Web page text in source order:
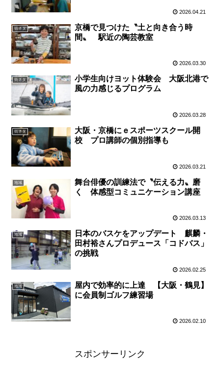
2026.04.21
街ネタ
京橋で見つけた〝土と向き合う時
間〟 駅近の陶芸教室
2026.03.30
街ネタ
小学生向けヨット体験会 大阪北港で
風の力感じるプログラム
2026.03.28
街ネタ
大阪・京橋にｅスポーツスクール開
校 プロ講師の個別指導も
2026.03.21
地域
舞台俳優の訓練法で〝伝える力〟磨
く 体感型コミュニケーション講座
2026.03.13
地域
日本のバスケをアップデート 麒麟・
田村裕さんプロデュース「コドバス」
の挑戦
2026.02.25
地域
屋内で効率的に上達 【大阪・鶴見】
に会員制ゴルフ練習場
2026.02.10
スポンサーリンク